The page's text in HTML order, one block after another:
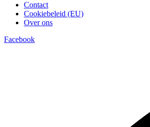
Contact
Cookiebeleid (EU)
Over ons
Facebook